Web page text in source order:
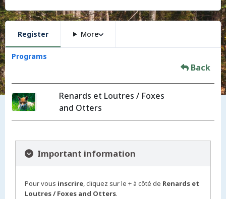
Register More
Programs
Back
Renards et Loutres / Foxes
and Otters
Important information
Pour vous inscrire, cliquez sur le + à côté de Renards et
Loutres / Foxes and Otters.